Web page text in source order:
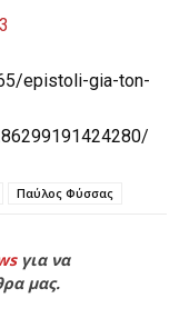
epistoli-gia-ton-
Παύλος Φύσσας
για να
μας.